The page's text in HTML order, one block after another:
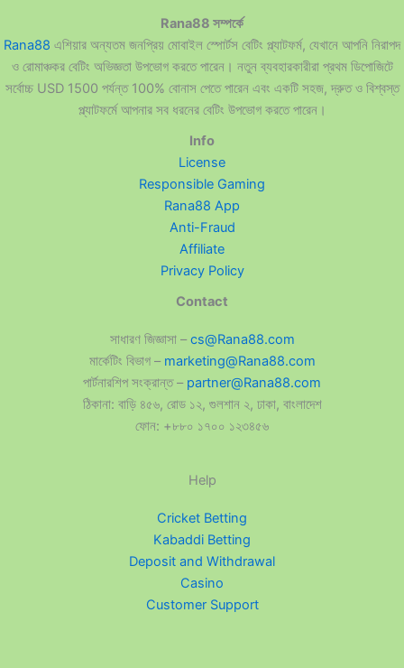
Rana88 সম্পর্কে
Rana88 এশিয়ার অন্যতম জনপ্রিয় মোবাইল স্পোর্টস বেটিং প্ল্যাটফর্ম, যেখানে আপনি নিরাপদ
ও রোমাঞ্চকর বেটিং অভিজ্ঞতা উপভোগ করতে পারেন। নতুন ব্যবহারকারীরা প্রথম ডিপোজিটে
সর্বোচ্চ USD 1500 পর্যন্ত 100% বোনাস পেতে পারেন এবং একটি সহজ, দ্রুত ও বিশ্বস্ত
প্ল্যাটফর্মে আপনার সব ধরনের বেটিং উপভোগ করতে পারেন।
Info
License
Responsible Gaming
Rana88 App
Anti-Fraud
Affiliate
Privacy Policy
Contact
সাধারণ জিজ্ঞাসা –cs@Rana88.com
মার্কেটিং বিভাগ – marketing@Rana88.com
পার্টনারশিপ সংক্রান্ত – partner@Rana88.com
ঠিকানা: বাড়ি ৪৫৬, রোড ১২, গুলশান ২, ঢাকা, বাংলাদেশ
ফোন: +৮৮০ ১৭০০ ১২৩৪৫৬
Help
Cricket Betting
Kabaddi Betting
Deposit and Withdrawal
Casino
Customer Support